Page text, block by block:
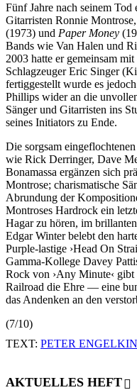
Fünf Jahre nach seinem
Gitarristen Ronnie
(1973) und Paper Money
Bands wie Van Halen und
2003 hatte er gemeinsam
Schlagzeuger Eric Singer
fertiggestellt wurde es
Phillips wider an die
Sänger und Gitarristen ins
seines Initiators zu Ende.
Die sorgsam
wie Rick Derringer, Dave
Bonamassa ergänzen sich
Montrose; charismatische
Abrundung der
Montroses Hardrock ein
Hagar zu hören, im
Edgar Winter belebt den
Purple-lastige ›Head On
Gamma-Kollege Davey
Rock von ›Any Minute‹
Railroad die Ehre — eine
das Andenken an den
(7/10)
TEXT: PETER
AKTUELLES HEFT